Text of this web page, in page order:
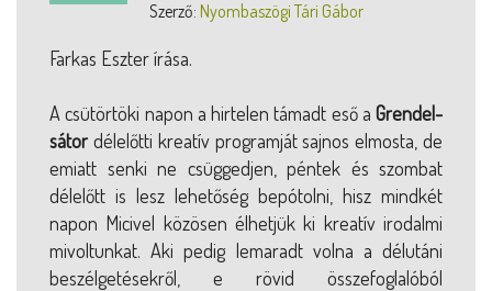
Szerző: Nyombaszögi Tári Gábor
Farkas Eszter írása.
A csütörtöki napon a hirtelen támadt eső a Grendel-
sátor délelőtti kreatív programját sajnos elmosta, de
emiatt senki ne csüggedjen, péntek és szombat
délelőtt is lesz lehetőség bepótolni, hisz mindkét
napon Micivel közösen élhetjük ki kreatív irodalmi
mivoltunkat. Aki pedig lemaradt volna a délutáni
beszélgetésekről, e rövid összefoglalóból